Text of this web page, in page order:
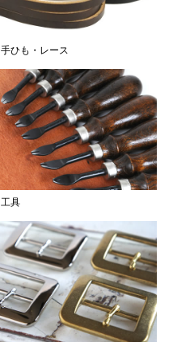
手ひも・レース
工具